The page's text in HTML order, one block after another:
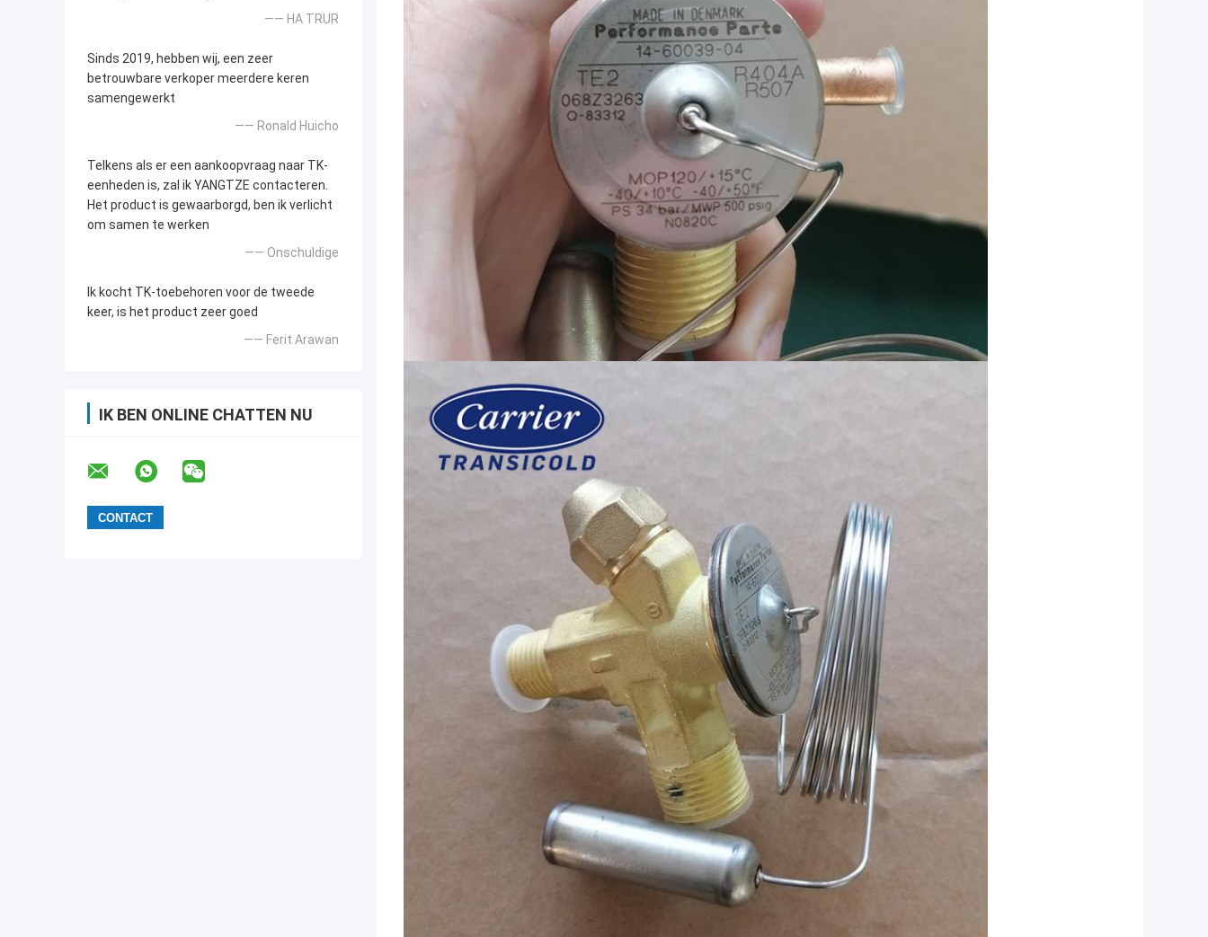
—— HA TRUR
Sinds 2019, hebben wij, een zeer
betrouwbare verkoper meerdere keren
samengewerkt
—— Ronald Huicho
Telkens als er een aankoopvraag naar TK-
eenheden is, zal ik YANGTZE contacteren.
Het product is gewaarborgd, ben ik verlicht
om samen te werken
—— Onschuldige
Ik kocht TK-toebehoren voor de tweede
keer, is het product zeer goed
—— Ferit Arawan
IK BEN ONLINE CHATTEN NU